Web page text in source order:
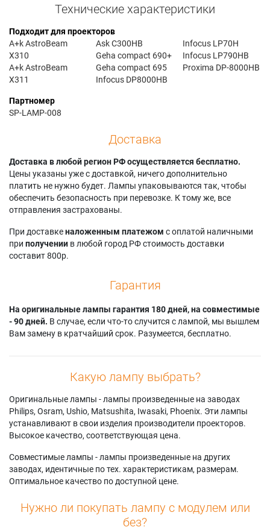
Технические характеристики
Подходит для проекторов
A+k AstroBeam
X310
A+k AstroBeam
X311
Ask C300HB
Geha compact 690+
Geha compact 695
Infocus DP8000HB
Infocus LP70H
Infocus LP790HB
Proxima DP-8000HB
Партномер
SP-LAMP-008
Доставка
Доставка в любой регион РФ осуществляется бесплатно.
Цены указаны уже с доставкой, ничего дополнительно
платить не нужно будет. Лампы упаковываются так, чтобы
обеспечить безопасность при перевозке. К тому же, все
отправления застрахованы.
При доставкеналоженным платежом с оплатой наличными
при получении в любой город РФ стоимость доставки
составит 800р.
Гарантия
На оригинальные лампы гарантия 180 дней, на совместимые
- 90 дней. В случае, если что-то случится с лампой, мы вышлем
Вам замену в кратчайший срок. Разумеется, бесплатно.
Какую лампу выбрать?
Оригинальные лампы - лампы произведенные на заводах
Philips, Osram, Ushio, Matsushita, Iwasaki, Phoenix. Эти лампы
устанавливают в свои изделия производители проекторов.
Высокое качество, соответствующая цена.
Совместимые лампы - лампы произведенные на других
заводах, идентичные по тех. характеристикам, размерам.
Оптимальное качество по доступной цене.
Нужно ли покупать лампу с модулем или
без?